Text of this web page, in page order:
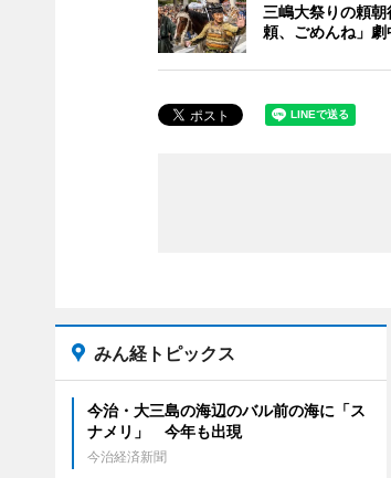
三嶋大祭りの頼
頼、ごめんね」
みん経トピックス
今治・大三島の海辺のバル前の海に「ス
ナメリ」 今年も出現
今治経済新聞